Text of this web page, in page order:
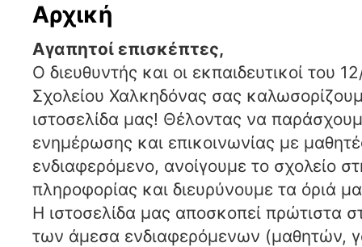
Αρχική
Αγαπητοί επισκέπτες,
Ο διευθυντής και οι εκπαιδευτικοί του
Σχολείου Χαλκηδόνας σας
ιστοσελίδα μας! Θέλοντας να
ενημέρωσης και επικοινωνίας με
ενδιαφερόμενο, ανοίγουμε το σχολείο
πληροφορίας και διευρύνουμε τα όριά
Η ιστοσελίδα μας αποσκοπεί πρώτιστα
των άμεσα ενδιαφερόμενων (μαθητών,